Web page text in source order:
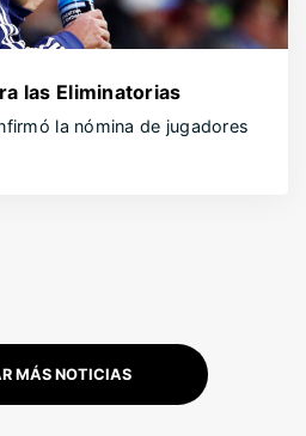
las Eliminatorias
la nómina de jugadores
MÁS NOTICIAS